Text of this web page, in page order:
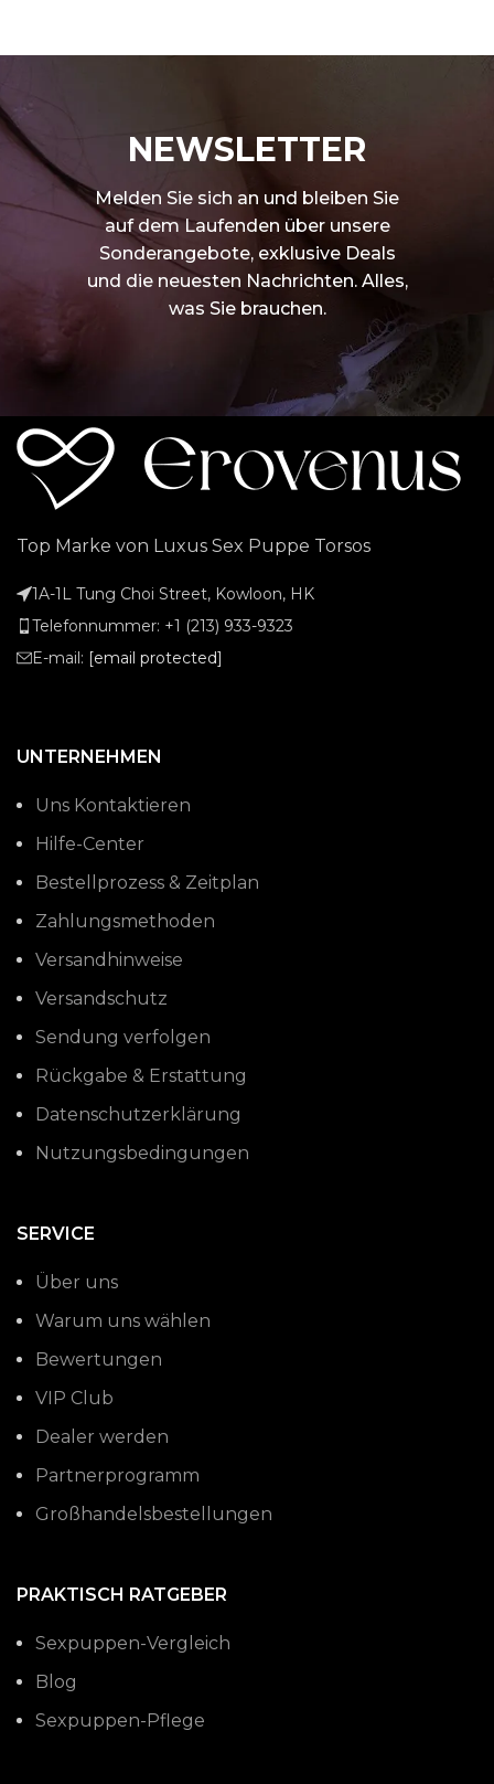
NEWSLETTER
Melden Sie sich an und bleiben Sie
auf dem Laufenden über unsere
Sonderangebote, exklusive Deals
und die neuesten Nachrichten. Alles,
was Sie brauchen.
Top Marke von Luxus Sex Puppe Torsos
1A-1L Tung Choi Street, Kowloon, HK
Telefonnummer: +1 (213) 933-9323
E-mail: [email protected]
UNTERNEHMEN
Uns Kontaktieren
Hilfe-Center
Bestellprozess & Zeitplan
Zahlungsmethoden
Versandhinweise
Versandschutz
Sendung verfolgen
Rückgabe & Erstattung
Datenschutzerklärung
Nutzungsbedingungen
SERVICE
Über uns
Warum uns wählen
Bewertungen
VIP Club
Dealer werden
Partnerprogramm
Großhandelsbestellungen
PRAKTISCH RATGEBER
Sexpuppen-Vergleich
Blog
Sexpuppen-Pflege